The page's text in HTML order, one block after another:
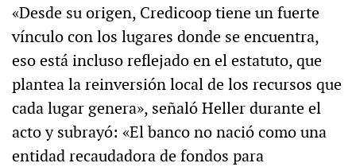
«Desde su origen, Credicoop tiene un fuerte
vínculo con los lugares donde se encuentra,
eso está incluso reflejado en el estatuto, que
plantea la reinversión local de los recursos que
cada lugar genera», señaló Heller durante el
acto y subrayó: «El banco no nació como una
entidad recaudadora de fondos para